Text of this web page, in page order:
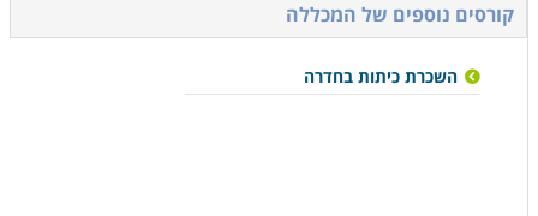
קורסים נוספים של המכללה
השכרת כיתות בחדרה